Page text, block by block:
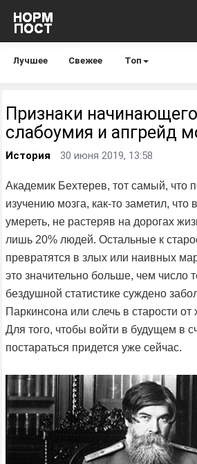
Лучшее Свежее Топ
Признаки
слабоумия и апгрейд
История 30 июня 2019, 13:58
Академик Бехтерев, тот самый, что
изучению мозга, как-то заметил, что
умереть, не растеряв на дорогах
лишь 20% людей. Остальные к
превратятся в злых или наивных
это значительно больше, чем число
бездушной статистике суждено
Паркинсона или слечь в старости от
Для того, чтобы войти в будущем в
постараться придется уже сейчас.